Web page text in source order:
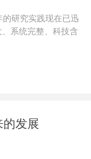
研究实践现在已迅
系统完整、科技含
的发展